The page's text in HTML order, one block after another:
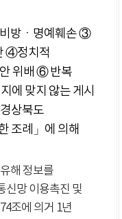
방ㆍ명예훼손 ③
④정치적
위배 ⑥ 반복
에 맞지 않는 게시
상북도
조례」에 의해
해 정보를
신망 이용촉진 및
조에 의거 1년